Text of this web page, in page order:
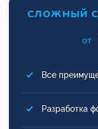
СЛОЖНЫЙ
от
Все
Разработка